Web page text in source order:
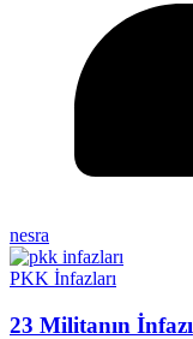
nesra
PKK İnfazları
23 Militanın İnfazı